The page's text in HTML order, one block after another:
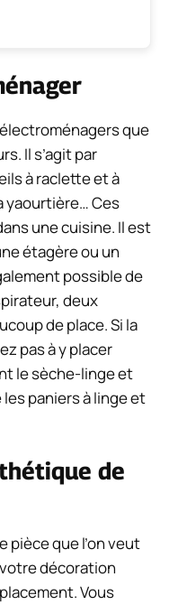
que
Il s’agit par
à raclette et à
yaourtière… Ces
une cuisine. Il est
étagère ou un
possible de
deux
de place. Si la
pas à y placer
le sèche-linge et
paniers à linge et
de
pièce que l’on veut
décoration
Vous